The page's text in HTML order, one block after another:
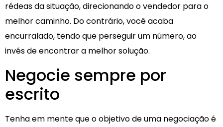
rédeas da situação, direcionando o vendedor para o
melhor caminho. Do contrário, você acaba
encurralado, tendo que perseguir um número, ao
invés de encontrar a melhor solução.
Negocie sempre por
escrito
Tenha em mente que o objetivo de uma negociação é